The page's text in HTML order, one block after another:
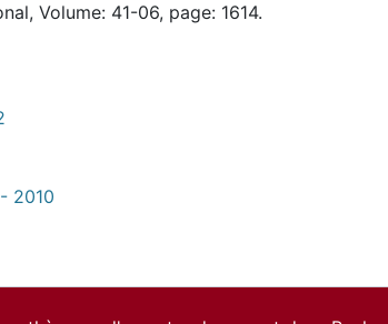
Volume: 41-06, page: 1614.
2010